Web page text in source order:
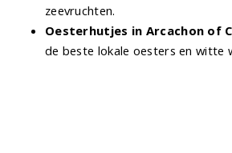
zeevruchten.
Oesterhutjes in Arcachon of
de beste lokale oesters en witte